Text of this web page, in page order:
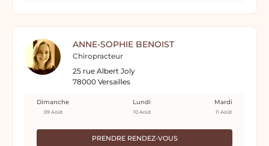
ANNE-SOPHIE BENOIST
Chiropracteur
25 rue Albert Joly
78000 Versailles
PRENDRE RENDEZ-VOUS
Dimanche
09 Août
Lundi
10 Août
Mardi
11 Août